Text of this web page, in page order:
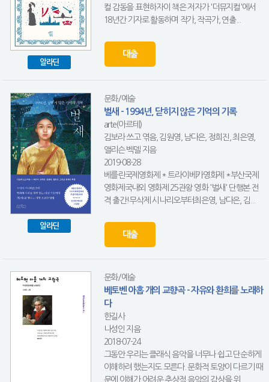
알라딘
컬 감동을 표현하자이 책은 저자가 '더뮤지컬'에서
18년간 기자로 활동하며 작가, 작곡가, 연출...
대출
알라딘
문화/예술
벌새 - 1994년, 닫히지 않은 기억의 기록
arte(아르테)
김보라 쓰고 엮음, 김원영, 남다은, 정희진, 최은영,
앨리슨 벡델 지음
2019-08-28
베를린국제영화제 * 트라이베카영화제 *부산국제
영화제국내외 영화제 25관왕 영화 '벌새' 단행본 전
격 출간!무삭제 시나리오부터최은영, 남다은, 김...
대출
문화/예술
베토벤 아홉 개의 교향곡 - 자유와 환희를 노래하
다
한길사
나성인 지음
2018-07-24
그동안 우리는 클래식 음악을 너무나 쉽고 단순하게
이해하려 했는지도 모른다. 문화적 토양이 다르기 때
문에 이해가 어려운 추상적 음악의 감상을 위...